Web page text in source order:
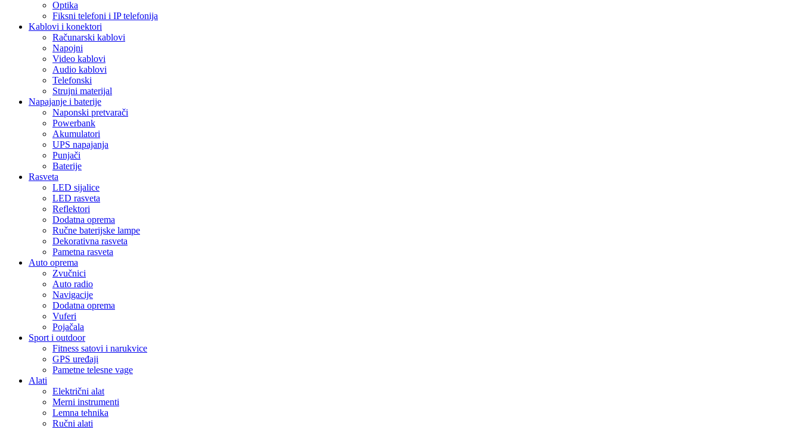
Optika
Fiksni telefoni i IP telefonija
Kablovi i konektori
Računarski kablovi
Napojni
Video kablovi
Audio kablovi
Telefonski
Strujni materijal
Napajanje i baterije
Naponski pretvarači
Powerbank
Akumulatori
UPS napajanja
Punjači
Baterije
Rasveta
LED sijalice
LED rasveta
Reflektori
Dodatna oprema
Ručne baterijske lampe
Dekorativna rasveta
Pametna rasveta
Auto oprema
Zvučnici
Auto radio
Navigacije
Dodatna oprema
Vuferi
Pojačala
Sport i outdoor
Fitness satovi i narukvice
GPS uređaji
Pametne telesne vage
Alati
Električni alat
Merni instrumenti
Lemna tehnika
Ručni alati